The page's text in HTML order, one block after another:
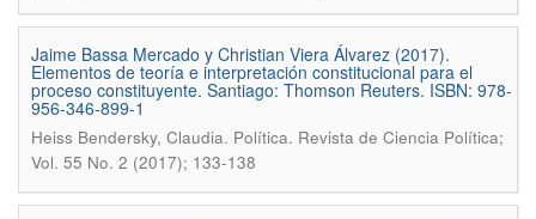
Jaime Bassa Mercado y Christian Viera Álvarez (2017).
Elementos de teoría e interpretación constitucional para el
proceso constituyente. Santiago: Thomson Reuters. ISBN: 978-
956-346-899-1
Heiss Bendersky, Claudia. Política. Revista de Ciencia Política;
Vol. 55 No. 2 (2017); 133-138